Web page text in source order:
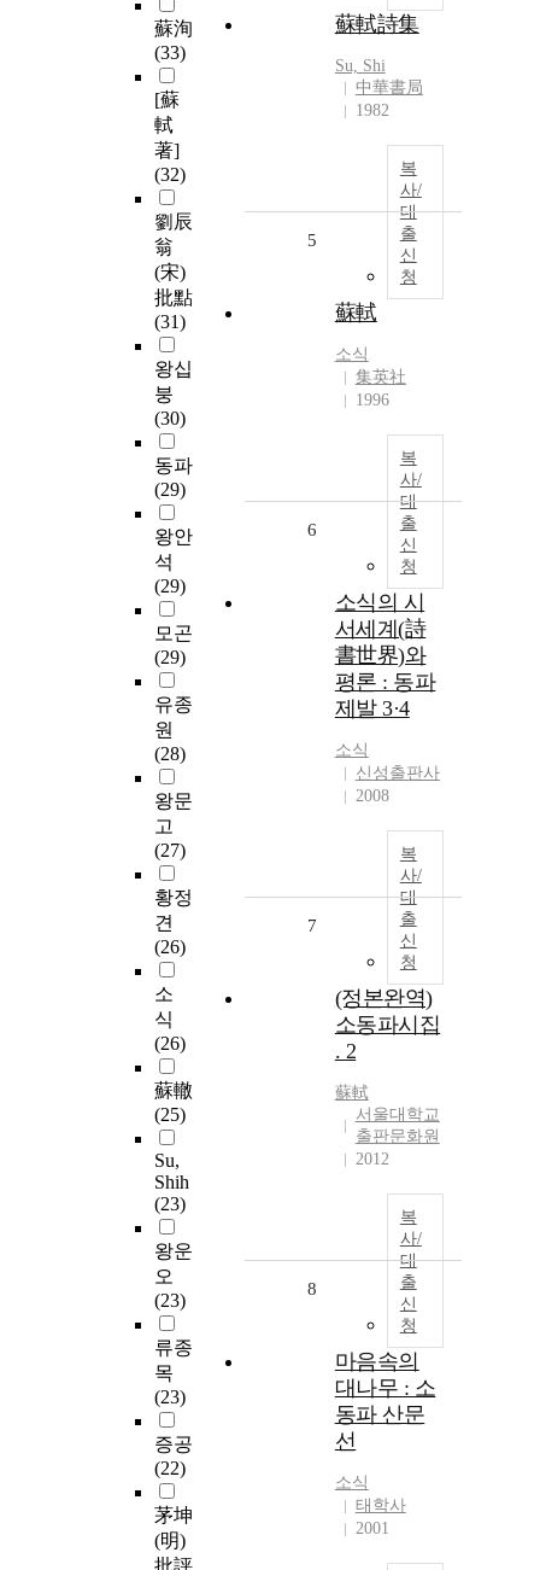
蘇洵
(33)
[蘇
軾
著]
(32)
劉辰
翁
(宋)
批點
(31)
왕십
붕
(30)
동파
(29)
왕안
석
(29)
모곤
(29)
유종
원
(28)
왕문
고
(27)
황정
견
(26)
소
식
(26)
蘇轍
(25)
Su,
Shih
(23)
왕운
오
(23)
류종
목
(23)
증공
(22)
茅坤
(明)
蘇軾詩集
Su, Shi
中華書局
1982
복
사/
대
출
신
청
5
蘇軾
소식
集英社
1996
복
사/
대
출
신
청
6
소식의 시
서세계(詩
書世界)와
평론 : 동파
제발 3·4
소식
신성출판사
2008
복
사/
대
출
신
청
7
(정본완역)
소동파시집
. 2
蘇軾
서울대학교
출판문화원
2012
복
사/
대
출
신
청
8
마음속의
대나무 : 소
동파 산문
선
소식
태학사
2001